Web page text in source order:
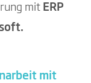
mit ERP
mit